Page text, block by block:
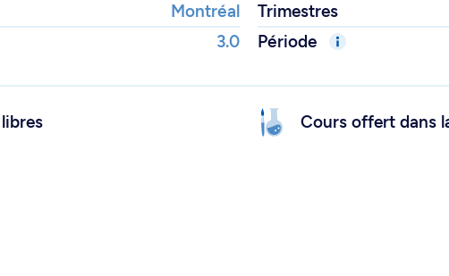
Montréal Trimestres
3.0 Période
Cours offert dans